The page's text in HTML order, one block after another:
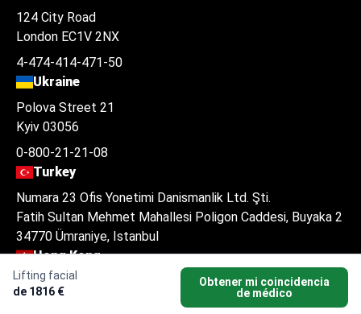
Lifting facial
de 1816 €
Obtener mi coincidencia
de médico
124 City Road
London EC1V 2NX
4-474-414-471-50
Ukraine
Polova Street 21
Kyiv 03056
0-800-21-21-08
Turkey
Numara 23 Ofis Yonetimi Danismanlik Ltd. Şti.
Fatih Sultan Mehmet Mahallesi Poligon Caddesi, Buyaka 2
34770 Ümraniye, Istanbul
Hong Kong
14/F Golden Centre
188 Des Voeux Road Central Hong Kong